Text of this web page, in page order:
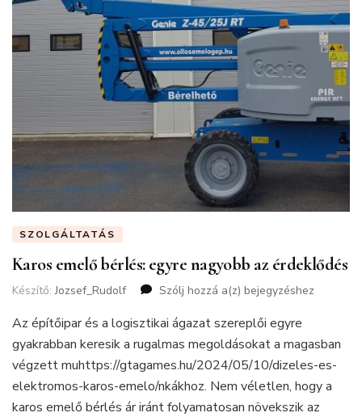
SZOLGÁLTATÁS
Karos emelő bérlés: egyre nagyobb az érdeklődés
Készítő:Jozsef_Rudolf Szólj hozzá a(z) Karos
bérlés:
egyre
nagyobb
az
érdeklődés
bejegyzéshez
Az építőipar és a logisztikai ágazat szereplői egyre
gyakrabban keresik a rugalmas megoldásokat a magasban
végzett muhttps://gtagames.hu/2024/05/10/dizeles-es-
elektromos-karos-emelo/nkákhoz. Nem véletlen, hogy a
karos emelő bérlés ár iránt folyamatosan növekszik az